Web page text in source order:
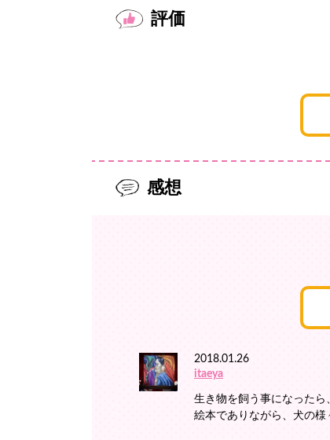
評価
感想
2018.01.26
itaeya
生き物を飼う事になったら
絵本でありながら、犬の様